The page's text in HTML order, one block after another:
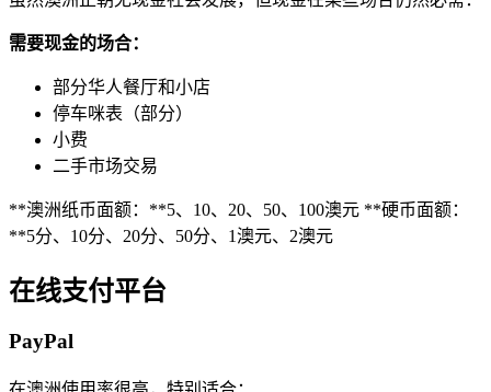
需要现金的场合：
部分华人餐厅和小店
停车咪表（部分）
小费
二手市场交易
**澳洲纸币面额：**5、10、20、50、100澳元 **硬币面额：
**5分、10分、20分、50分、1澳元、2澳元
在线支付平台
PayPal